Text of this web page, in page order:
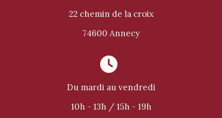
22 chemin de la croix
74600 Annecy

Du mardi au vendredi
10h - 13h / 15h - 19h